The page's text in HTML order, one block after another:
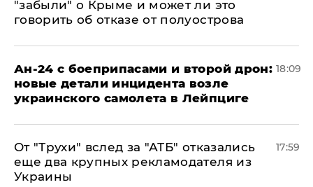
"забыли" о Крыме и может ли это
говорить об отказе от полуострова
Ан-24 с боеприпасами и второй дрон:
новые детали инцидента возле
украинского самолета в Лейпциге
18:09
От "Трухи" вслед за "АТБ" отказались
еще два крупных рекламодателя из
Украины
17:59